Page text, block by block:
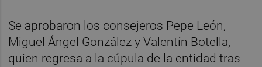
Se aprobaron los consejeros Pepe León,
Miguel Ángel González y Valentín Botella,
quien regresa a la cúpula de la entidad tras